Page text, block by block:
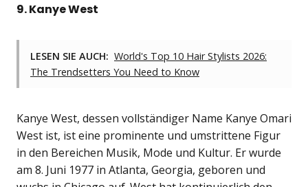
9. Kanye West
LESEN SIE AUCH: World's Top 10 Hair Stylists 2026:
The Trendsetters You Need to Know
Kanye West, dessen vollständiger Name Kanye Omari
West ist, ist eine prominente und umstrittene Figur
in den Bereichen Musik, Mode und Kultur. Er wurde
am 8. Juni 1977 in Atlanta, Georgia, geboren und